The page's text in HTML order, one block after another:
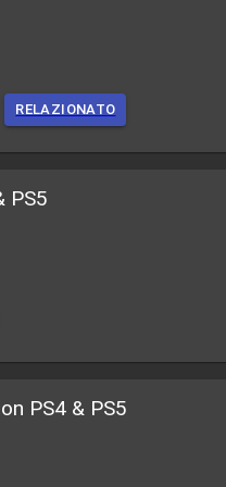
RELAZIONATO
PS5
PS4 & PS5